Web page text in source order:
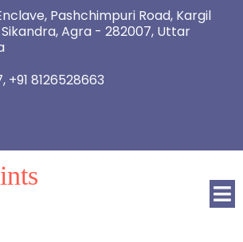
Pashchimpuri Road, Kargil
Agra - 282007, Uttar
+91 8126528663